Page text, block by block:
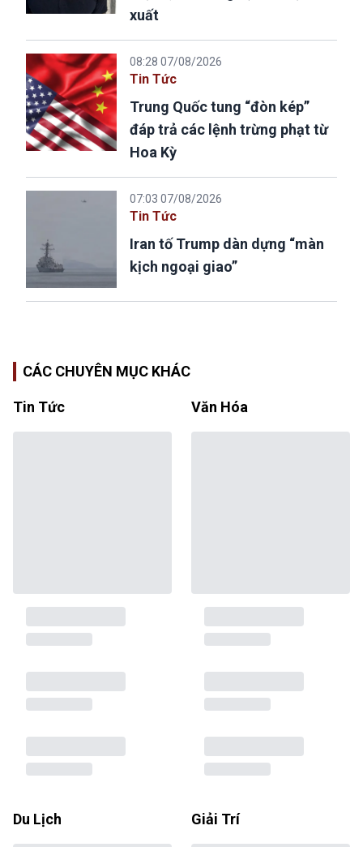
xuất
08:28 07/08/2026
Tin Tức
Trung Quốc tung “đòn kép”
đáp trả các lệnh trừng phạt từ
Hoa Kỳ
07:03 07/08/2026
Tin Tức
Iran tố Trump dàn dựng “màn
kịch ngoại giao”
CÁC CHUYÊN MỤC KHÁC
Tin Tức Văn Hóa
Du Lịch Giải Trí